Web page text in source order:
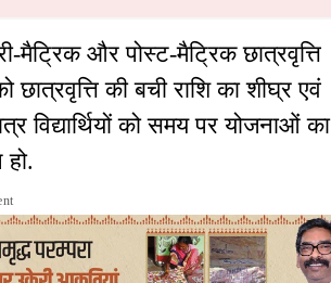
मैट्रिक और पोस्ट-मैट्रिक छात्रवृत्ति
छात्रवृत्ति की बची राशि का शीघ्र एवं
विद्यार्थियों को समय पर योजनाओं का